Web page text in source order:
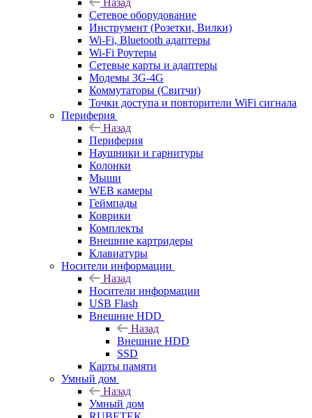
Назад
Сетевое оборудование
Инструмент (Розетки, Вилки)
Wi-Fi, Bluetooth адаптеры
Wi-Fi Роутеры
Сетевые карты и адаптеры
Модемы 3G-4G
Коммутаторы (Свитчи)
Точки доступа и повторители WiFi сигнала
Периферия
Назад
Периферия
Наушники и гарнитуры
Колонки
Мыши
WEB камеры
Геймпады
Коврики
Комплекты
Внешние картридеры
Клавиатуры
Носители информации
Назад
Носители информации
USB Flash
Внешние HDD
Назад
Внешние HDD
SSD
Карты памяти
Умный дом
Назад
Умный дом